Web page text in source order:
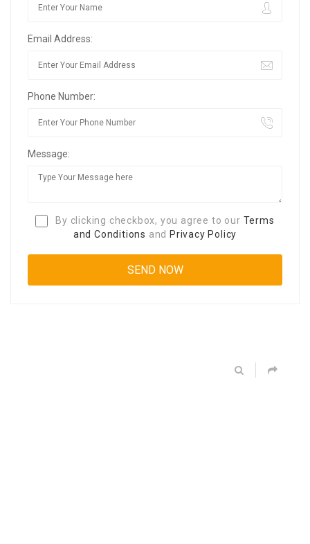
Email Address:
Phone Number:
Message:
By clicking checkbox, you agree to our Terms
and Conditions and Privacy Policy